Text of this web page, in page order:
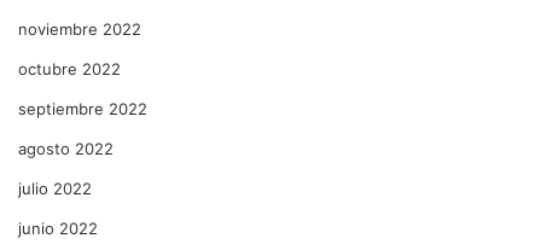
noviembre 2022
octubre 2022
septiembre 2022
agosto 2022
julio 2022
junio 2022